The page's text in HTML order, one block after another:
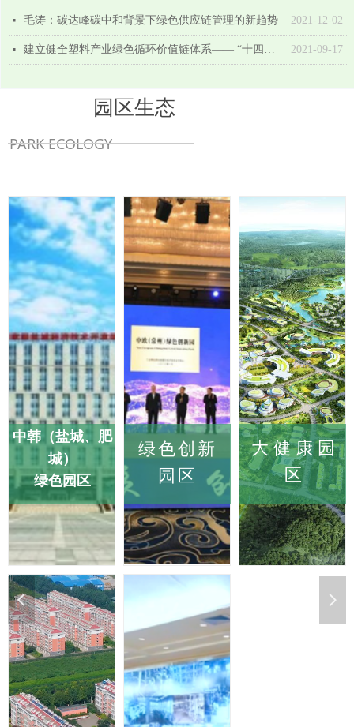
2021-12-02
넷 毛涛：碳达峰碳中和背景下绿色供应链管理的新趋势
2021-09-17
넷 建立健全塑料产业绿色循环价值链体系—— “十四五”期间国家明确加大塑料废弃物再生利用
园区生态
PARK ECOLOGY
大 健 康 园
区
大健康园
绿色创新
园区
绿色创新
园区
中国绿色供应链联
盟将充分发挥平台
资源优势，聚焦绿
中韩（盐城、肥
城）
绿色园区
中韩（盐城、肥
城）
绿色园区
中国绿色供应链联
盟将继续推动盐城
经济技术开发区、
肥城市化工产业园
넳 넲